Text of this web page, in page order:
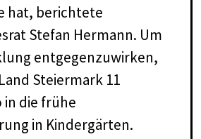
hat, berichtete
Stefan Hermann. Um
entgegenzuwirken,
Steiermark 11
in die frühe
in Kindergärten.